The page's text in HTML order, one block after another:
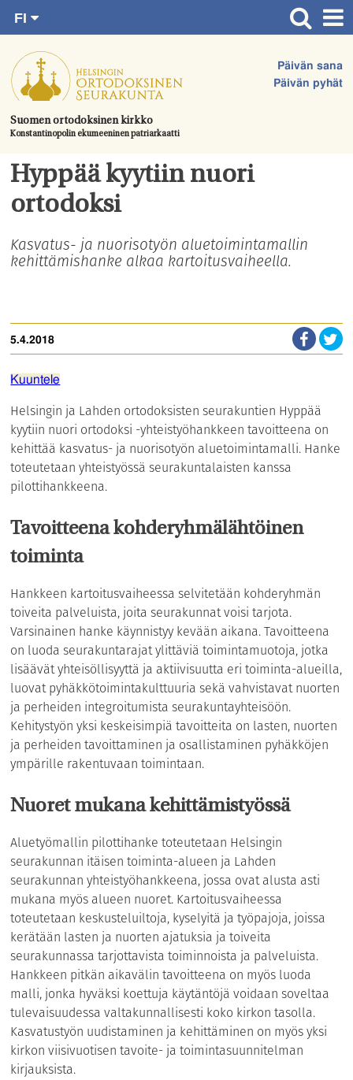
suoraan
sisältöön.
Suomen ortodoksinen kirkko
Konstantinopolin ekumeeninen patriarkaatti
Päivän sana
Päivän pyhät
FI
SV
EN
UA
Etusivu
Ajankohtaista
Juhlat & toimitukset
Kirkot
Apua & tukea
Hautausmaa
Hyppää kyytiin nuori
ortodoksi
Kasvatus- ja nuorisotyön aluetoimintamallin
kehittämishanke alkaa kartoitusvaiheella.
5.4.2018
Kuuntele
Helsingin ja Lahden ortodoksisten seurakuntien Hyppää
kyytiin nuori ortodoksi -yhteistyöhankkeen tavoitteena on
kehittää kasvatus- ja nuorisotyön aluetoimintamalli. Hanke
toteutetaan yhteistyössä seurakuntalaisten kanssa
pilottihankkeena.
Tavoitteena kohderyhmälähtöinen
toiminta
Hankkeen kartoitusvaiheessa selvitetään kohderyhmän
toiveita palveluista, joita seurakunnat voisi tarjota.
Varsinainen hanke käynnistyy kevään aikana. Tavoitteena
on luoda seurakuntarajat ylittäviä toimintamuotoja, jotka
lisäävät yhteisöllisyyttä ja aktiivisuutta eri toiminta-alueilla,
luovat pyhäkkötoimintakulttuuria sekä vahvistavat nuorten
ja perheiden integroitumista seurakuntayhteisöön.
Kehitystyön yksi keskeisimpiä tavoitteita on lasten, nuorten
ja perheiden tavoittaminen ja osallistaminen pyhäkköjen
ympärille rakentuvaan toimintaan.
Nuoret mukana kehittämistyössä
Aluetyömallin pilottihanke toteutetaan Helsingin
seurakunnan itäisen toiminta-alueen ja Lahden
seurakunnan yhteistyöhankkeena, jossa ovat alusta asti
mukana myös alueen nuoret. Kartoitusvaiheessa
toteutetaan keskusteluiltoja, kyselyitä ja työpajoja, joissa
kerätään lasten ja nuorten ajatuksia ja toiveita
seurakunnassa tarjottavista toiminnoista ja palveluista.
Hankkeen pitkän aikavälin tavoitteena on myös luoda
malli, jonka hyväksi koettuja käytäntöjä voidaan soveltaa
tulevaisuudessa valtakunnallisesti koko kirkon tasolla.
Kasvatustyön uudistaminen ja kehittäminen on myös yksi
kirkon viisivuotisen tavoite- ja toimintasuunnitelman
kirjauksista.